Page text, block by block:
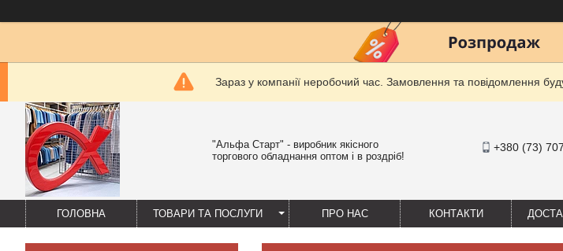
Зараз у компанії неробочий час. Замовлення та повідомлення
"Альфа Старт" - виробник якісного
торгового обладнання оптом і в роздріб!
+380 (73)
ГОЛОВНА ТОВАРИ ТА ПОСЛУГИ ПРО НАС КОНТАКТИ